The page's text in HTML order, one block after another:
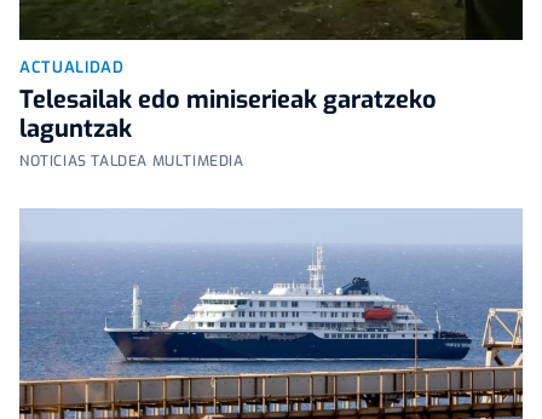
ACTUALIDAD
Telesailak edo miniserieak garatzeko
laguntzak
NOTICIAS TALDEA MULTIMEDIA